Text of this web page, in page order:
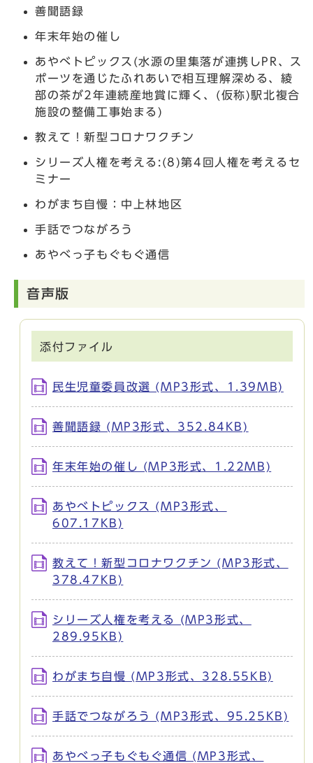
善聞語録
年末年始の催し
​​​​​​あやべトピックス(水源の里集落が連携しPR、ス
ポーツを通じたふれあいで相互理解深める、綾
部の茶が2年連続産地賞に輝く、(仮称)駅北複合
施設の整備工事始まる)
教えて！新型コロナワクチン
シリーズ人権を考える:(8)第4回人権を考えるセ
ミナー
わがまち自慢：中上林地区
手話でつながろう
あやべっ子もぐもぐ通信
音声版
添付ファイル
民生児童委員改選 (MP3形式、1.39MB)
善聞語録 (MP3形式、352.84KB)
年末年始の催し (MP3形式、1.22MB)
あやべトピックス (MP3形式、
607.17KB)
教えて！新型コロナワクチン (MP3形式、
378.47KB)
シリーズ人権を考える (MP3形式、
289.95KB)
わがまち自慢 (MP3形式、328.55KB)
手話でつながろう (MP3形式、95.25KB)
あやべっ子もぐもぐ通信 (MP3形式、